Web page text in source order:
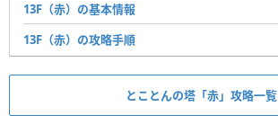
13F（赤）の基本情報
13F（赤）の攻略手順
とことんの塔「赤」攻略一覧